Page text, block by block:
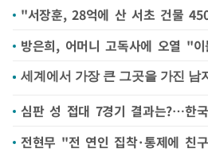
"서장훈, 28억에 산 서초 건물
방은희, 어머니 고독사에 오열 "
심판 성 접대 7경기 결과는?…한
전현무 "전 연인 집착·통제에 친